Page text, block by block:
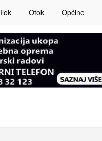
Ilok Otok Općine